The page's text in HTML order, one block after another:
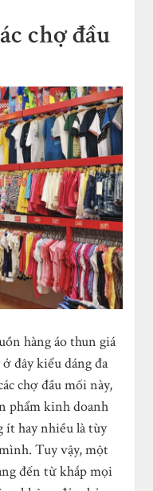
chợ đầu
hàng áo thun giá
đây kiểu dáng đa
chợ đầu mối này,
phẩm kinh doanh
ít hay nhiều là tùy
Tuy vậy, một
đến từ khắp mọi